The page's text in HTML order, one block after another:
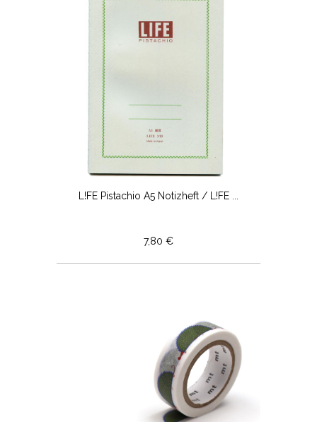
L!FE Pistachio A5 Notizheft / L!FE ...
7,80 €